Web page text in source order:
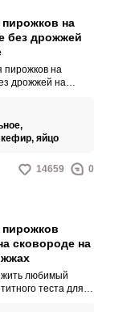
пирожков на
без дрожжей
пирожков на
дрожжей на
и близких. Хочу
любимым
приготовленного
на кефире.
кефир, яйцо
14659 0
пирожков
сковороде на
любимый
теста для